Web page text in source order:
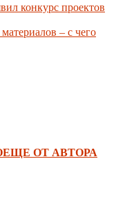
конкурс проектов
– с чего
ЕЩЕ ОТ АВТОРА